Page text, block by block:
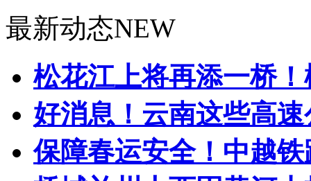
最新动态NEW
松花江上将再添一桥
好消息！云南这些高
保障春运安全！中越